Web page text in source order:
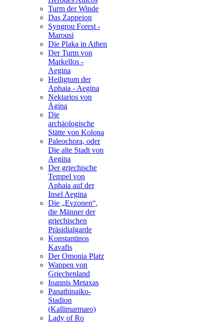
Turm der Winde
Das Zappeion
Syngrou Forest -
Marousi
Die Plaka in Athen
Der Turm von
Markellos -
Aegina
Heiligtum der
Aphaia - Aegina
Nektarios von
Ägina
Die
archäologische
Stätte von Kolona
Paleochora, oder
Die alte Stadt von
Aegina
Der griechische
Tempel von
Aphaia auf der
Insel Aegina
Die „Evzonen“,
die Männer der
griechischen
Präsidialgarde
Konstantinos
Kavafis
Der Omonia Platz
Wappen von
Griechenland
Ioannis Metaxas
Panathinaiko-
Stadion
(Kallimarmaro)
Lady of Ro